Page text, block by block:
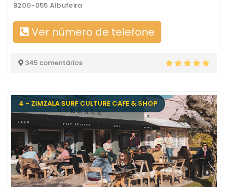
8200-055 Albufeira
Ver número de telefone
345 comentários
4 - ZIMZALA SURF CULTURE CAFE & SHOP